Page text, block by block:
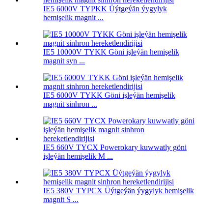
IE5 6000V TYPKK Üýtgeýän ýygylyk
hemişelik magnit ...
IE5 10000V TYKK Göni işleýän hemişelik
magnit syn ...
IE5 6000V TYKK Göni işleýän hemişelik
magnit sinhron ...
IE5 660V TYCX Powerokary kuwwatly göni
işleýän hemişelik M ...
IE5 380V TYPCX Üýtgeýän ýygylyk hemişelik
magnit S ...